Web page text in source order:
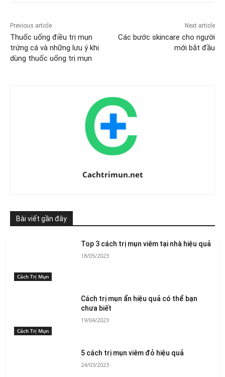
Previous article
Thuốc uống điều trị mụn
trứng cá và những lưu ý khi
dùng thuốc uống trị mụn
Next article
Các bước skincare cho người
mới bắt đầu
Cachtrimun.net
Bài viết gần đây
Cách Trị Mụn
Top 3 cách trị mụn viêm tại nhà hiệu quả
18/05/2023
Cách Trị Mụn
Cách trị mụn ẩn hiệu quả có thể bạn
chưa biết
19/04/2023
5 cách trị mụn viêm đỏ hiệu quả
24/03/2023